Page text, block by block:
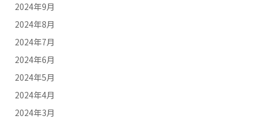
2024年9月
2024年8月
2024年7月
2024年6月
2024年5月
2024年4月
2024年3月